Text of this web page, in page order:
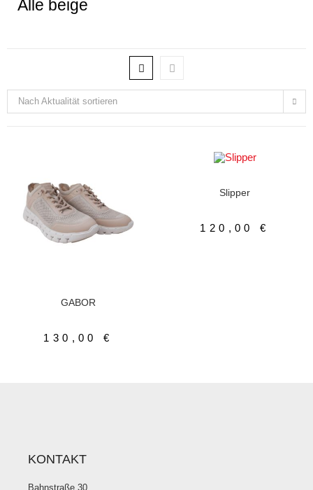
Alle beige
Nach Aktualität sortieren
GABOR
130,00€
Slipper
120,00€
KONTAKT
Bahnstraße 30